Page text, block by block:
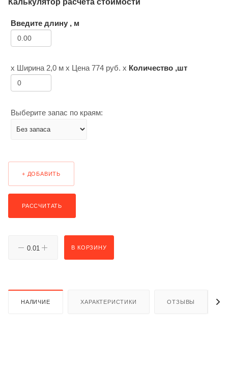
Калькулятор расчета стоимости
Введите длину , м
х Ширина 2,0 м х Цена 774 руб. х Количество ,шт
Выберите запас по краям:
+ ДОБАВИТЬ
РАССЧИТАТЬ
В КОРЗИНУ
НАЛИЧИЕ ХАРАКТЕРИСТИКИ ОТЗЫВЫ